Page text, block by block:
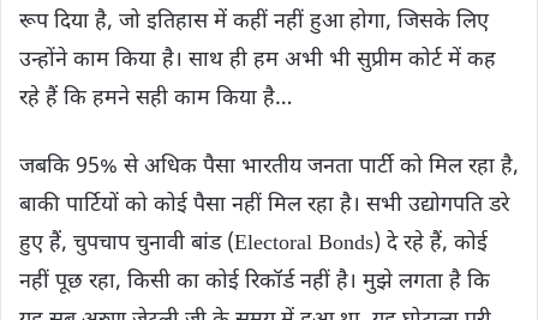
रूप दिया है, जो इतिहास में कहीं नहीं हुआ होगा, जिसके लिए
उन्होंने काम किया है। साथ ही हम अभी भी सुप्रीम कोर्ट में कह
रहे हैं कि हमने सही काम किया है…
जबकि 95% से अधिक पैसा भारतीय जनता पार्टी को मिल रहा है,
बाकी पार्टियों को कोई पैसा नहीं मिल रहा है। सभी उद्योगपति डरे
हुए हैं, चुपचाप चुनावी बांड (Electoral Bonds) दे रहे हैं, कोई
नहीं पूछ रहा, किसी का कोई रिकॉर्ड नहीं है। मुझे लगता है कि